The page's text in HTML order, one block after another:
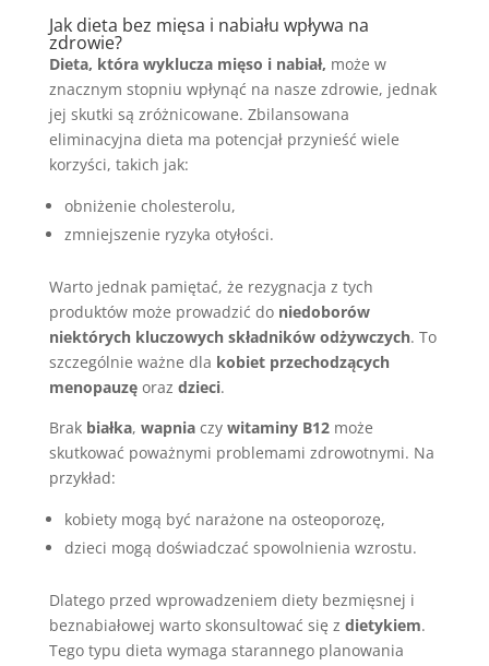
Jak dieta bez mięsa i nabiału wpływa na
zdrowie?
Dieta, która wyklucza mięso i nabiał, może w
znacznym stopniu wpłynąć na nasze zdrowie, jednak
jej skutki są zróżnicowane. Zbilansowana
eliminacyjna dieta ma potencjał przynieść wiele
korzyści, takich jak:
obniżenie cholesterolu,
zmniejszenie ryzyka otyłości.
Warto jednak pamiętać, że rezygnacja z tych
produktów może prowadzić do niedoborów
niektórych kluczowych składników odżywczych. To
szczególnie ważne dla kobiet przechodzących
menopauzęoraz dzieci.
Brak białka, wapniaczy witaminy B12może
skutkować poważnymi problemami zdrowotnymi. Na
przykład:
kobiety mogą być narażone na osteoporozę,
dzieci mogą doświadczać spowolnienia wzrostu.
Dlatego przed wprowadzeniem diety bezmięsnej i
beznabiałowej warto skonsultować się z dietykiem.
Tego typu dieta wymaga starannego planowania